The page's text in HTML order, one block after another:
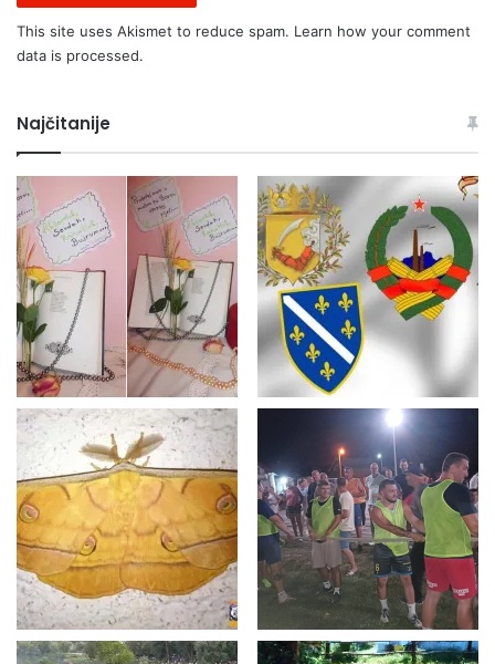
This site uses Akismet to reduce spam. Learn how your comment
data is processed.
Najčitanije